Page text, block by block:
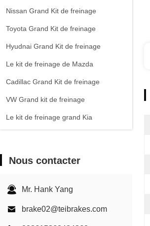
Nissan Grand Kit de freinage
Toyota Grand Kit de freinage
Hyudnai Grand Kit de freinage
Le kit de freinage de Mazda
Cadillac Grand Kit de freinage
VW Grand kit de freinage
Le kit de freinage grand Kia
Kit de freinage en carbone céramique
Nous contacter
Mr. Hank Yang
brake02@teibrakes.com